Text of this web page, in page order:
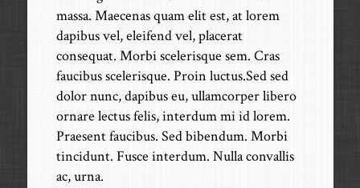
massa. Maecenas quam elit est, at lorem
dapibus vel, eleifend vel, placerat
consequat. Morbi scelerisque sem. Cras
faucibus scelerisque. Proin luctus.Sed sed
dolor nunc, dapibus eu, ullamcorper libero
ornare lectus felis, interdum mi id lorem.
Praesent faucibus. Sed bibendum. Morbi
tincidunt. Fusce interdum. Nulla convallis
ac, urna.